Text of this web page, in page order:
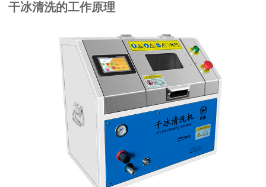
干冰清洗的工作原理